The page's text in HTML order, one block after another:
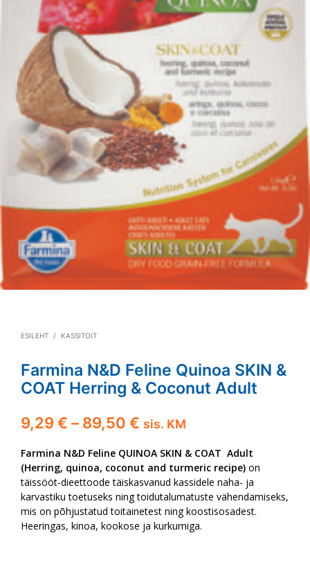
ESILEHT / KASSITOIT
Farmina N&D Feline Quinoa SKIN &
COAT Herring & Coconut Adult
9,29 € – 89,50 € Hinnavahemik:
kuni
89,50 €
sis. KM
Farmina N&D Feline QUINOA SKIN & COAT Adult
(Herring, quinoa, coconut and turmeric recipe) on
täissööt-dieettoode täiskasvanud kassidele naha- ja
karvastiku toetuseks ning toidutalumatuste vähendamiseks,
mis on põhjustatud toitainetest ning koostisosadest.
Heeringas, kinoa, kookose ja kurkumiga.